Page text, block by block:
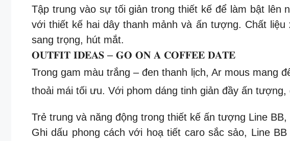
Tập trung vào sự tối giản trong thiết kế để làm bật
với thiết kế hai dây thanh mảnh và ấn tượng. Chất
sang trọng, hút mắt.
𝐎𝐔𝐓𝐅𝐈𝐓 𝐈𝐃𝐄𝐀𝐒 – 𝐆𝐎 𝐎𝐍 𝐀 𝐂𝐎𝐅𝐅𝐄𝐄 𝐃𝐀𝐓𝐄
Trong gam màu trắng – đen thanh lịch, Ar mous mang
thoải mái tối ưu. Với phom dáng tinh giản đầy ấn
Trẻ trung và năng động trong thiết kế ấn tượng Line
Ghi dấu phong cách với hoạ tiết caro sắc sảo, Line